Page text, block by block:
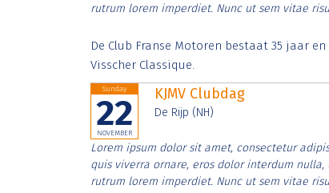
rutrum lorem imperdiet. Nunc ut sem vitae
De Club Franse Motoren bestaat 35 jaar
Visscher Classique.
Sunday
22
NOVEMBER
KJMV Clubdag
De Rijp (NH)
Lorem ipsum dolor sit amet, consectetur
quis viverra ornare, eros dolor interdum
rutrum lorem imperdiet. Nunc ut sem vitae